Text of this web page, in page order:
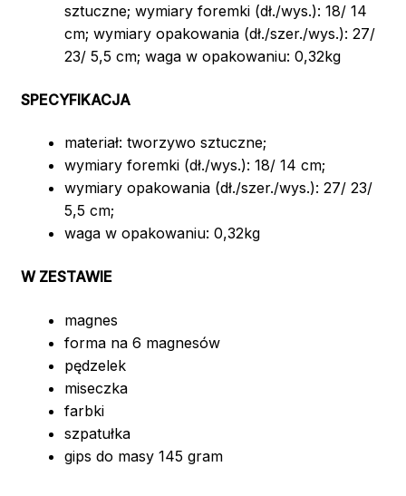
sztuczne; wymiary foremki (dł./wys.): 18/ 14
cm; wymiary opakowania (dł./szer./wys.): 27/
23/ 5,5 cm; waga w opakowaniu: 0,32kg
SPECYFIKACJA
materiał: tworzywo sztuczne;
wymiary foremki (dł./wys.): 18/ 14 cm;
wymiary opakowania (dł./szer./wys.): 27/ 23/
5,5 cm;
waga w opakowaniu: 0,32kg
W ZESTAWIE
magnes
forma na 6 magnesów
pędzelek
miseczka
farbki
szpatułka
gips do masy 145 gram